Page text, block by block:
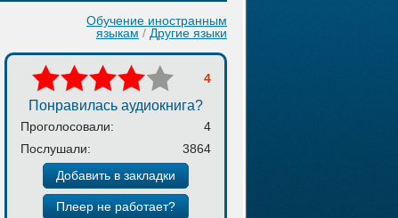
Обучение иностранным
языкам / Другие языки
4
Понравилась аудиокнига?
Проголосовали:
4
Послушали:
3864
Добавить в закладки
Плеер не работает?